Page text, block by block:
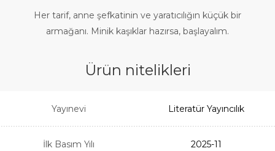
Her tarif, anne şefkatinin ve yaratıcılığın küçük bir
armağanı. Minik kaşıklar hazırsa, başlayalım.
Ürün nitelikleri
Yayınevi Literatür Yayıncılık
İlk Basım Yılı 2025-11